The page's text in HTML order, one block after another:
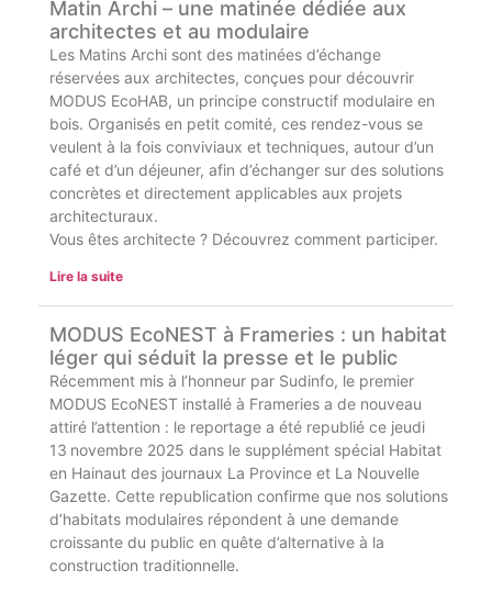
Matin Archi – une matinée dédiée aux
architectes et au modulaire
Les Matins Archi sont des matinées d’échange
réservées aux architectes, conçues pour découvrir
MODUS EcoHAB, un principe constructif modulaire en
bois. Organisés en petit comité, ces rendez-vous se
veulent à la fois conviviaux et techniques, autour d’un
café et d’un déjeuner, afin d’échanger sur des solutions
concrètes et directement applicables aux projets
architecturaux.
Vous êtes architecte ? Découvrez comment participer.
Lire la suite
MODUS EcoNEST à Frameries : un habitat
léger qui séduit la presse et le public
Récemment mis à l’honneur par Sudinfo, le premier
MODUS EcoNEST installé à Frameries a de nouveau
attiré l’attention : le reportage a été republié ce jeudi
13 novembre 2025 dans le supplément spécial Habitat
en Hainaut des journaux La Province et La Nouvelle
Gazette. Cette republication confirme que nos solutions
d’habitats modulaires répondent à une demande
croissante du public en quête d’alternative à la
construction traditionnelle.